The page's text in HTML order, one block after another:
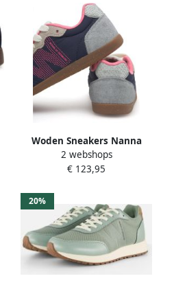
Woden Sneakers Nanna
2 webshops
€ 123,95
20%